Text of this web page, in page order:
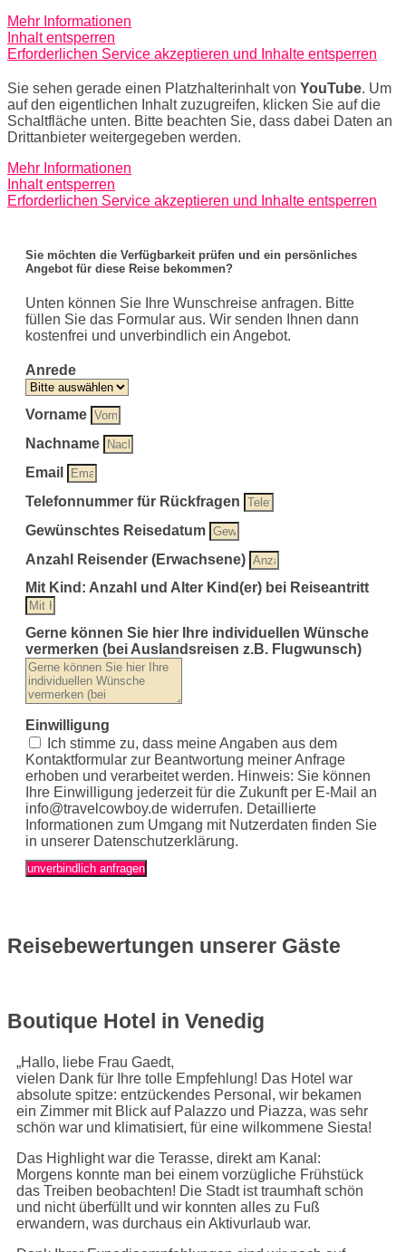
Mehr Informationen
Inhalt entsperren
Erforderlichen Service akzeptieren und Inhalte entsperren
Sie sehen gerade einen Platzhalterinhalt von YouTube. Um
auf den eigentlichen Inhalt zuzugreifen, klicken Sie auf die
Schaltfläche unten. Bitte beachten Sie, dass dabei Daten an
Drittanbieter weitergegeben werden.
Mehr Informationen
Inhalt entsperren
Erforderlichen Service akzeptieren und Inhalte entsperren
Sie möchten die Verfügbarkeit prüfen und ein persönliches
Angebot für diese Reise bekommen?
Unten können Sie Ihre Wunschreise anfragen. Bitte
füllen Sie das Formular aus. Wir senden Ihnen dann
kostenfrei und unverbindlich ein Angebot.
Anrede
Vorname
Nachname
Email
Telefonnummer für Rückfragen
Gewünschtes Reisedatum
Anzahl Reisender (Erwachsene)
Mit Kind: Anzahl und Alter Kind(er) bei Reiseantritt
Gerne können Sie hier Ihre individuellen Wünsche
vermerken (bei Auslandsreisen z.B. Flugwunsch)
Einwilligung
Ich stimme zu, dass meine Angaben aus dem
Kontaktformular zur Beantwortung meiner Anfrage
erhoben und verarbeitet werden. Hinweis: Sie können
Ihre Einwilligung jederzeit für die Zukunft per E-Mail an
info@travelcowboy.de widerrufen. Detaillierte
Informationen zum Umgang mit Nutzerdaten finden Sie
in unserer Datenschutzerklärung.
unverbindlich anfragen
Reisebewertungen unserer Gäste
Boutique Hotel in Venedig
„Hallo, liebe Frau Gaedt,
vielen Dank für Ihre tolle Empfehlung! Das Hotel war
absolute spitze: entzückendes Personal, wir bekamen
ein Zimmer mit Blick auf Palazzo und Piazza, was sehr
schön war und klimatisiert, für eine wilkommene Siesta!
Das Highlight war die Terasse, direkt am Kanal:
Morgens konnte man bei einem vorzügliche Frühstück
das Treiben beobachten! Die Stadt ist traumhaft schön
und nicht überfüllt und wir konnten alles zu Fuß
erwandern, was durchaus ein Aktivurlaub war.